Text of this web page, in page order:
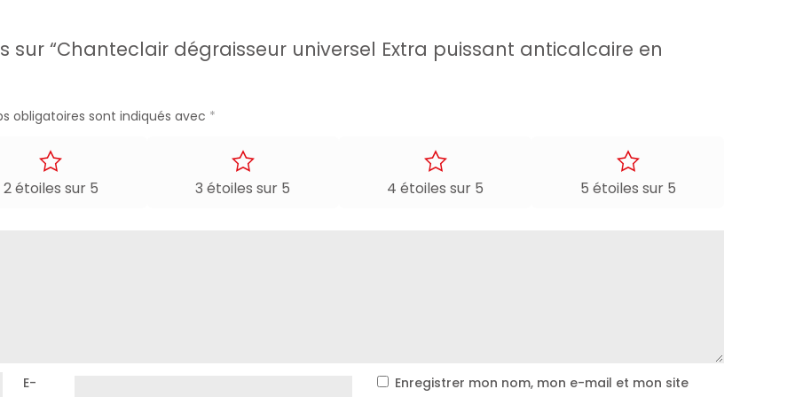
UNIVERSEL EXTRA PUISSANT
de saleté
et les robinets
sur “Chanteclair dégraisseur universel Extra puissant anticalcaire en
obligatoires sont indiqués avec *
2 étoiles sur 5 3 étoiles sur 5 4 étoiles sur 5 5 étoiles sur 5
E-
Enregistrer mon nom, mon e-mail et mon site